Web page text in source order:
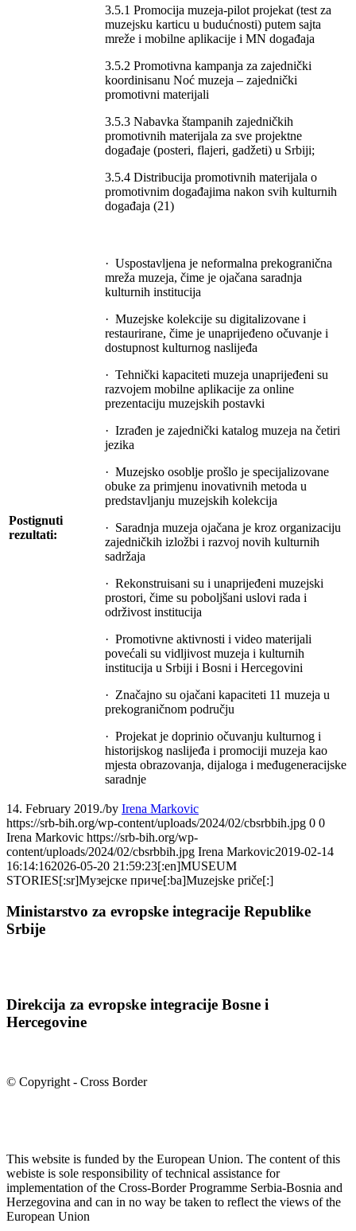
3.5.1 Promocija muzeja-pilot projekat (test za
muzejsku karticu u budućnosti) putem sajta
mreže i mobilne aplikacije i MN događaja
3.5.2 Promotivna kampanja za zajednički
koordinisanu Noć muzeja – zajednički
promotivni materijali
3.5.3 Nabavka štampanih zajedničkih
promotivnih materijala za sve projektne
događaje (posteri, flajeri, gadžeti) u Srbiji;
3.5.4 Distribucija promotivnih materijala o
promotivnim događajima nakon svih kulturnih
događaja (21)
Postignuti
rezultati:
· Uspostavljena je neformalna prekogranična
mreža muzeja, čime je ojačana saradnja
kulturnih institucija
· Muzejske kolekcije su digitalizovane i
restaurirane, čime je unaprijeđeno očuvanje i
dostupnost kulturnog naslijeđa
· Tehnički kapaciteti muzeja unaprijeđeni su
razvojem mobilne aplikacije za online
prezentaciju muzejskih postavki
· Izrađen je zajednički katalog muzeja na četiri
jezika
· Muzejsko osoblje prošlo je specijalizovane
obuke za primjenu inovativnih metoda u
predstavljanju muzejskih kolekcija
· Saradnja muzeja ojačana je kroz organizaciju
zajedničkih izložbi i razvoj novih kulturnih
sadržaja
· Rekonstruisani su i unaprijeđeni muzejski
prostori, čime su poboljšani uslovi rada i
održivost institucija
· Promotivne aktivnosti i video materijali
povećali su vidljivost muzeja i kulturnih
institucija u Srbiji i Bosni i Hercegovini
· Značajno su ojačani kapaciteti 11 muzeja u
prekograničnom području
· Projekat je doprinio očuvanju kulturnog i
historijskog naslijeđa i promociji muzeja kao
mjesta obrazovanja, dijaloga i međugeneracijske
saradnje
14. February 2019./by Irena Markovic
https://srb-bih.org/wp-content/uploads/2024/02/cbsrbbih.jpg 0 0
Irena Markovic https://srb-bih.org/wp-
content/uploads/2024/02/cbsrbbih.jpg Irena Markovic2019-02-14
16:14:162026-05-20 21:59:23[:en]MUSEUM
STORIES[:sr]Музејске приче[:ba]Muzejske priče[:]
Ministarstvo za evropske integracije Republike
Srbije
Direkcija za evropske integracije Bosne i
Hercegovine
© Copyright - Cross Border
This website is funded by the European Union. The content of this
webiste is sole responsibility of technical assistance for
implementation of the Cross-Border Programme Serbia-Bosnia and
Herzegovina and can in no way be taken to reflect the views of the
European Union